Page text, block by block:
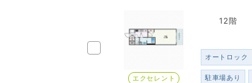
エクセレント
12階
オートロック
駐車場あり